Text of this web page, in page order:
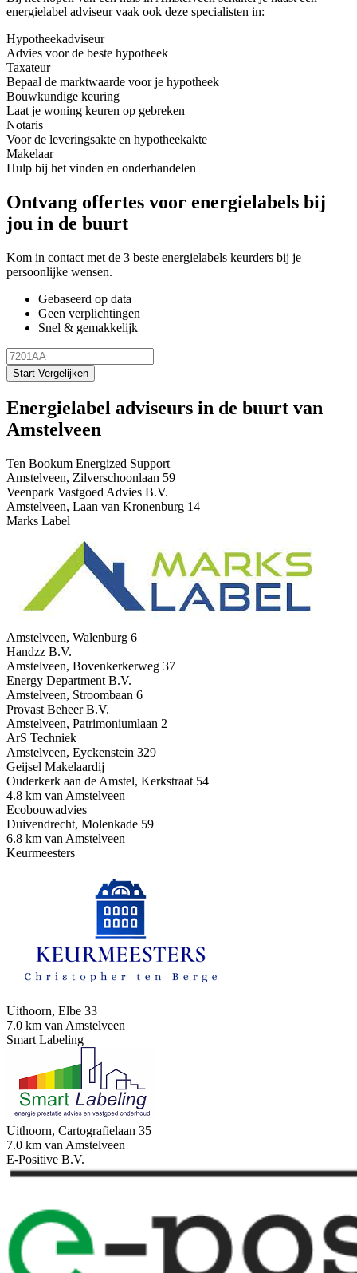
energielabel adviseur vaak ook deze specialisten in:
Hypotheekadviseur
Advies voor de beste hypotheek
Taxateur
Bepaal de marktwaarde voor je hypotheek
Bouwkundige keuring
Laat je woning keuren op gebreken
Notaris
Voor de leveringsakte en hypotheekakte
Makelaar
Hulp bij het vinden en onderhandelen
Ontvang offertes voor energielabels bij
jou in de buurt
Kom in contact met de 3 beste energielabels keurders bij je
persoonlijke wensen.
Gebaseerd op data
Geen verplichtingen
Snel & gemakkelijk
Start Vergelijken
Energielabel adviseurs in de buurt van
Amstelveen
Ten Bookum Energized Support
Amstelveen, Zilverschoonlaan 59
Veenpark Vastgoed Advies B.V.
Amstelveen, Laan van Kronenburg 14
Marks Label
Amstelveen, Walenburg 6
Handzz B.V.
Amstelveen, Bovenkerkerweg 37
Energy Department B.V.
Amstelveen, Stroombaan 6
Provast Beheer B.V.
Amstelveen, Patrimoniumlaan 2
ArS Techniek
Amstelveen, Eyckenstein 329
Geijsel Makelaardij
Ouderkerk aan de Amstel, Kerkstraat 54
4.8 km van Amstelveen
Ecobouwadvies
Duivendrecht, Molenkade 59
6.8 km van Amstelveen
Keurmeesters
Uithoorn, Elbe 33
7.0 km van Amstelveen
Smart Labeling
Uithoorn, Cartografielaan 35
7.0 km van Amstelveen
E-Positive B.V.